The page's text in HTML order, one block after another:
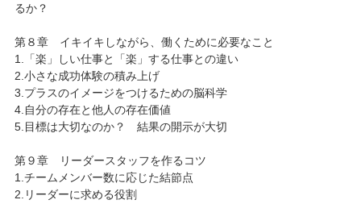
るか？
第８章 イキイキしながら、働くために必要なこと
1.「楽」しい仕事と「楽」する仕事との違い
2.小さな成功体験の積み上げ
3.プラスのイメージをつけるための脳科学
4.自分の存在と他人の存在価値
5.目標は大切なのか？ 結果の開示が大切
第９章 リーダースタッフを作るコツ
1.チームメンバー数に応じた結節点
2.リーダーに求める役割